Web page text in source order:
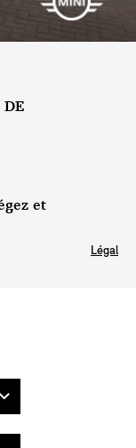
DE
et
Légal